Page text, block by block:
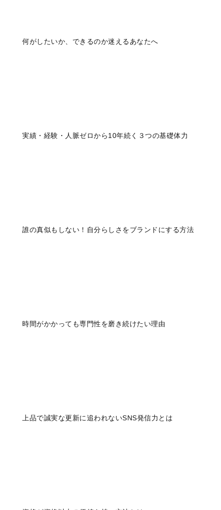
何がしたいか、できるのか迷えるあなたへ
実績・経験・人脈ゼロから10年続く３つの基礎体力
誰の真似もしない！自分らしさをブランドにする方法
時間がかかっても専門性を磨き続けたい理由
上品で誠実な更新に追われないSNS発信力とは